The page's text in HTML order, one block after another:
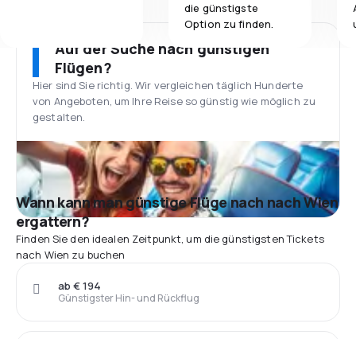
die günstigste
Option zu finden.
Auf der Suche nach günstigen
Flügen?
Hier sind Sie richtig. Wir vergleichen täglich Hunderte
von Angeboten, um Ihre Reise so günstig wie möglich zu
gestalten.
Wann kann man günstige Flüge nach nach Wien
ergattern?
Finden Sie den idealen Zeitpunkt, um die günstigsten Tickets
nach Wien zu buchen
Günstigster Hin- und Rückflug
ab € 194